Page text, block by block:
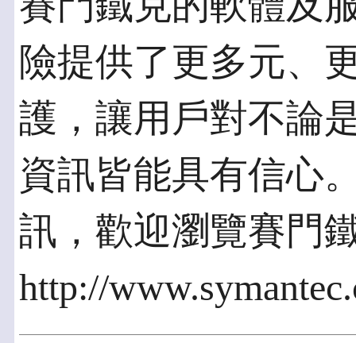
險提供了更多元、
護，讓用戶對不論
資訊皆能具有信心
訊，歡迎瀏覽賽門
http://